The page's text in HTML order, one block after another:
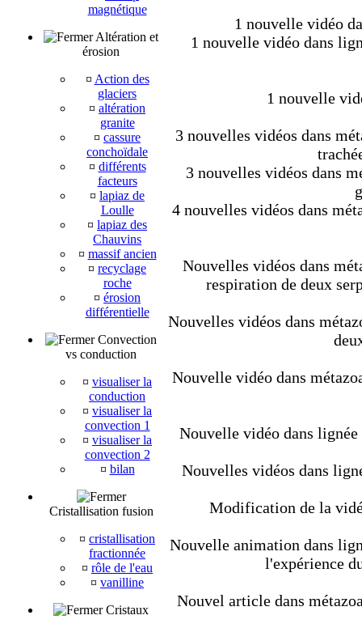
magnétique
Altération et
érosion
¤ Action des
glaciers
¤ altération
granite
¤ cassure
conchoïdale
¤ différents
facteurs
¤ lapiaz de
Loulle
¤ lapiaz des
Chauvins
¤ massif ancien
¤ recyclage
roche
¤ érosion
différentielle
Convection
vs conduction
¤ visualiser la
conduction
¤ visualiser la
convection 1
¤ visualiser la
convection 2
¤ bilan
Cristallisation fusion
¤ cristallisation
fractionnée
¤ rôle de l'eau
¤ vanilline
Cristaux
1 nouvelle vidéo
1 nouvelle vidéo dans
1 nouvelle
3 nouvelles vidéos dans
3 nouvelles vidéos dans
4 nouvelles vidéos dans
Nouvelles vidéos dans
respiration de deux
Nouvelles vidéos dans
Nouvelle vidéo dans
Nouvelle vidéo dans
Nouvelles vidéos dans
Modification de la
Nouvelle animation dans
l'expérience
Nouvel article dans